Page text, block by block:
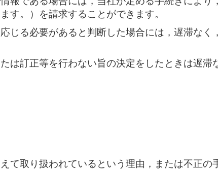
す。）を請求することができます。
じる必要があると判断した場合には，遅滞なく
は訂正等を行わない旨の決定をしたときは遅滞
て取り扱われているという理由，または不正の